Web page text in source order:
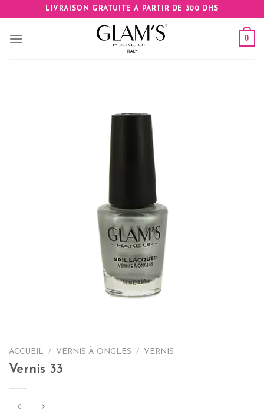
content
LIVRAISON GRATUITE À PARTIR DE 300 DHS
0
ACCUEIL / VERNIS À ONGLES / VERNIS
Vernis 33